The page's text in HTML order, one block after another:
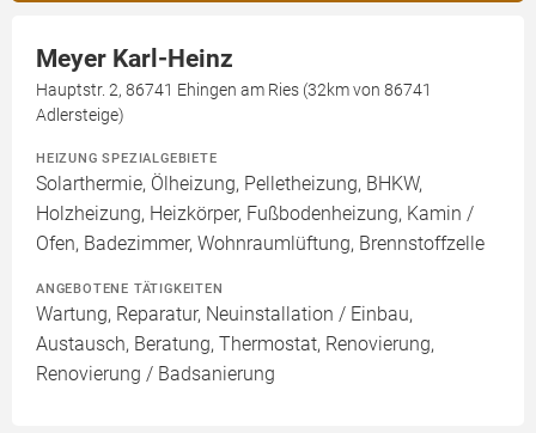
Meyer Karl-Heinz
Hauptstr. 2, 86741 Ehingen am Ries (32km von 86741
Adlersteige)
HEIZUNG SPEZIALGEBIETE
Solarthermie, Ölheizung, Pelletheizung, BHKW,
Holzheizung, Heizkörper, Fußbodenheizung, Kamin /
Ofen, Badezimmer, Wohnraumlüftung, Brennstoffzelle
ANGEBOTENE TÄTIGKEITEN
Wartung, Reparatur, Neuinstallation / Einbau,
Austausch, Beratung, Thermostat, Renovierung,
Renovierung / Badsanierung